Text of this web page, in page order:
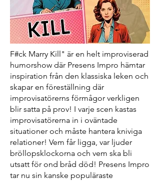
F#ck Marry Kill" är en helt improviserad
humorshow där Presens Impro hämtar
inspiration från den klassiska leken och
skapar en föreställning där
improvisatörerns förmågor verkligen
blir satta på prov! I varje scen kastas
improvisatörerna in i oväntade
situationer och måste hantera kniviga
relationer! Vem får ligga, var ljuder
bröllopsklockorna och vem ska bli
utsatt för ond bråd död! Presens Impro
tar nu sin kanske populäraste